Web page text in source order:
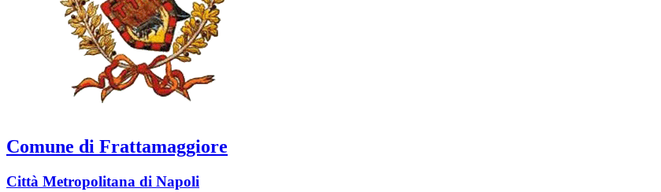
Comune di Frattamaggiore
Città Metropolitana di Napoli